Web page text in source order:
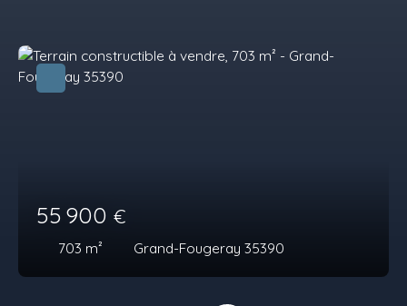
55 900 €
703 m² Grand-Fougeray 35390